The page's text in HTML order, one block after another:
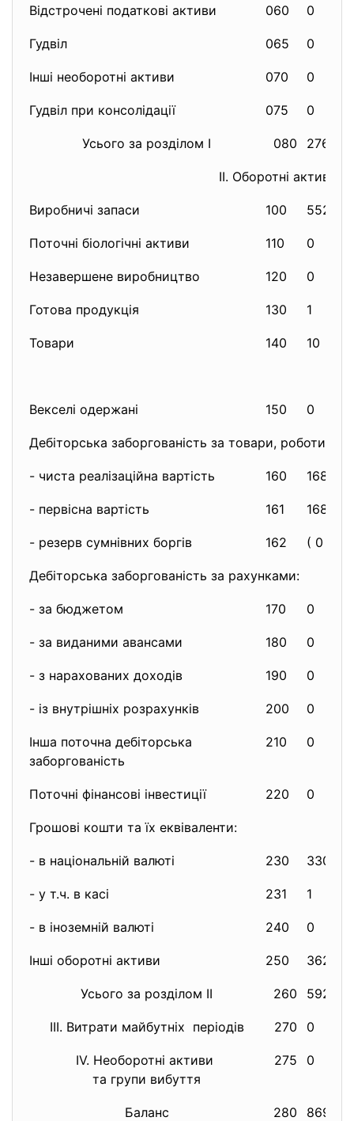
Відстрочені податкові активи 060 0
Гудвіл 065 0
Інші необоротні активи 070 0
Гудвіл при консолідації 075 0
Усього за розділом I 080 2767
II. Оборотні активи
Виробничі запаси 100 552
Поточні біологічні активи 110 0
Незавершене виробництво 120 0
Готова продукція 130 1
Товари 140 10
Векселі одержані 150 0
Дебіторська заборгованість за товари, роботи,
- чиста реалізаційна вартість 160 1689
- первісна вартість 161 1689
- резерв сумнівних боргів 162 ( 0 )
Дебіторська заборгованість за рахунками:
- за бюджетом 170 0
- за виданими авансами 180 0
- з нарахованих доходів 190 0
- із внутрішніх розрахунків 200 0
Інша поточна дебіторська
заборгованість
210 0
Поточні фінансові інвестиції 220 0
Грошові кошти та їх еквіваленти:
- в національній валюті 230 3309
- у т.ч. в касі 231 1
- в іноземній валюті 240 0
Інші оборотні активи 250 362
Усього за розділом II 260 5923
III. Витрати майбутніх періодів 270 0
IV. Необоротні активи
та групи вибуття
275 0
Баланс 280 8690